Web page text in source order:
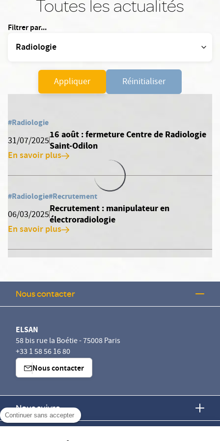
Continuer sans accepter
Toutes les actualités
Filtrer par...
Appliquer Réinitialiser
#Radiologie
31/07/2025
16 août : fermeture Centre de Radiologie
Saint-Odilon
En savoir plus
#Radiologie#Recrutement
06/03/2025
Recrutement : manipulateur en
électroradiologie
En savoir plus
Nous contacter
ELSAN
58 bis rue la Boétie - 75008 Paris
+33 1 58 56 16 80
Nous contacter
Nous suivre